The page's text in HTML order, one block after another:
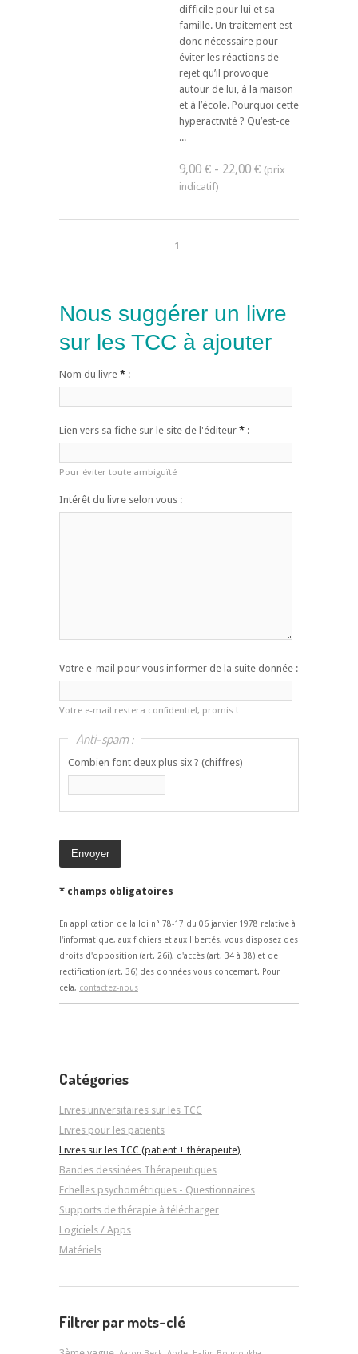
difficile pour lui et sa
famille. Un traitement est
donc nécessaire pour
éviter les réactions de
rejet qu’il provoque
autour de lui, à la maison
et à l’école. Pourquoi cette
hyperactivité ? Qu’est-ce
...
9,00 € - 22,00 €
1
Nous suggérer un livre
sur les TCC à ajouter
Nom du livre * :
Lien vers sa fiche sur le site de l'éditeur * :
Pour éviter toute ambiguïté
Intérêt du livre selon vous :
Votre e-mail pour vous informer de la suite donnée :
Votre e-mail restera confidentiel, promis !
Anti-spam :
Combien font deux plus six ? (chiffres)
* champs obligatoires
En application de la loi n° 78-17 du 06 janvier 1978 relative à
l'informatique, aux fichiers et aux libertés, vous disposez des
droits d'opposition (art. 26i), d'accès (art. 34 à 38) et de
rectification (art. 36) des données vous concernant. Pour
cela, contactez-nous
Catégories
Livres universitaires sur les TCC
Livres pour les patients
Livres sur les TCC (patient + thérapeute)
Bandes dessinées Thérapeutiques
Echelles psychométriques - Questionnaires
Supports de thérapie à télécharger
Logiciels / Apps
Matériels
Filtrer par mots-clé